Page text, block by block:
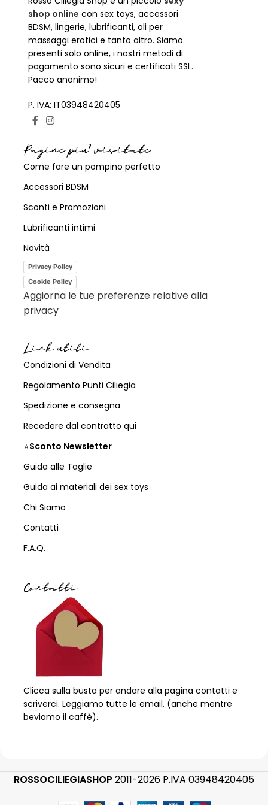
shop online con sex toys, accessori
BDSM, lingerie, lubrificanti, oli per
massaggi erotici e tanto altro. Siamo
presenti solo online, i nostri metodi di
pagamento sono sicuri e certificati SSL.
Pacco anonimo!
P. IVA: IT03948420405
Pagine piu' visitate
Come fare un pompino perfetto
Accessori BDSM
Sconti e Promozioni
Lubrificanti intimi
Novità
Privacy Policy
Cookie Policy
Aggiorna le tue preferenze relative alla
privacy
Link utili
Condizioni di Vendita
Regolamento Punti Ciliegia
Spedizione e consegna
Recedere dal contratto qui
⭐Sconto Newsletter
Guida alle Taglie
Guida ai materiali dei sex toys
Chi Siamo
Contatti
F.A.Q.
Contatti
Clicca sulla busta per andare alla pagina contatti e
scriverci. Leggiamo tutte le email, (anche mentre
beviamo il caffè).
ROSSOCILIEGIASHOP 2011-2026 P.IVA 03948420405